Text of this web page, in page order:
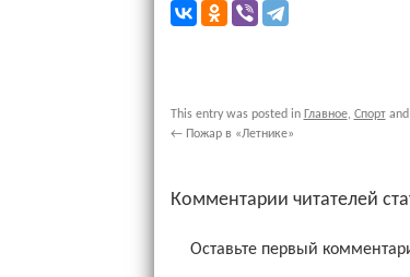
This entry was posted in Главное, Спортand
←Пожар в «Летнике»
Комментарии читателей
Оставьте первый